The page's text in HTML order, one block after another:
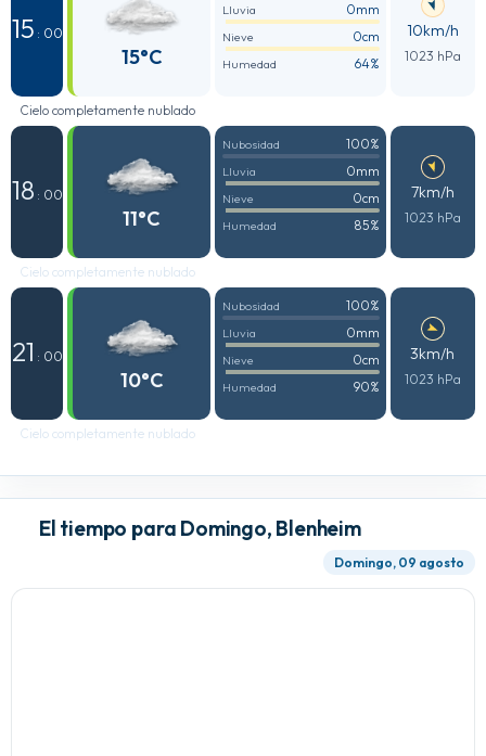
15 : 00
15°C
Lluvia 0mm
Nieve 0cm
Humedad 64%
10km/h
1023 hPa
Cielo completamente nublado
18 : 00
11°C
Nubosidad 100%
Lluvia 0mm
Nieve 0cm
Humedad 85%
7km/h
1023 hPa
Cielo completamente nublado
21 : 00
10°C
Nubosidad 100%
Lluvia 0mm
Nieve 0cm
Humedad 90%
3km/h
1023 hPa
Cielo completamente nublado
El tiempo para Domingo, Blenheim
Domingo, 09 agosto